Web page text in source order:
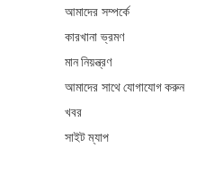
আমাদের সম্পর্কে
কারখানা ভ্রমণ
মান নিয়ন্ত্রণ
আমাদের সাথে যোগাযোগ করুন
খবর
সাইট ম্যাপ